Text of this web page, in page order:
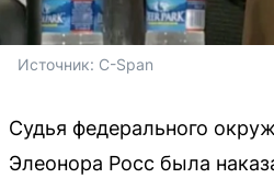
Источник: C-Span
Судья федерального
Элеонора Росс была